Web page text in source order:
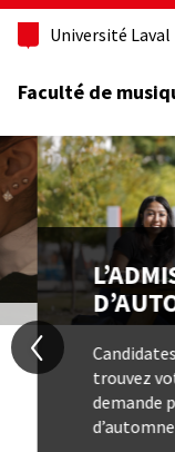
Aller
principal
Université Laval
Faculté de
Caroussel
Contenu
TITRE
Texte
Candidates et
trouvez votre
demande
d’automne
Image